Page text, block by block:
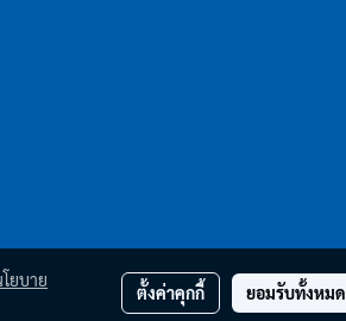
ยบาย
ตั้งค่าคุกกี้ ยอมรับทั้งหมด